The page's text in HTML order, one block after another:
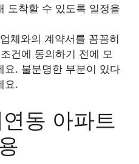
도착할 수 있도록 일정을
체와의 계약서를 꼼꼼히
건에 동의하기 전에 모
요. 불분명한 부분이 있다
요.
동 아파트